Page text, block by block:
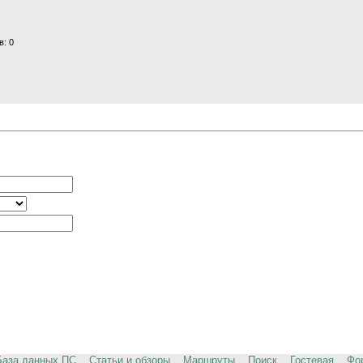
0
данных ПС Статьи и обзоры Маршруты Поиск Гостевая